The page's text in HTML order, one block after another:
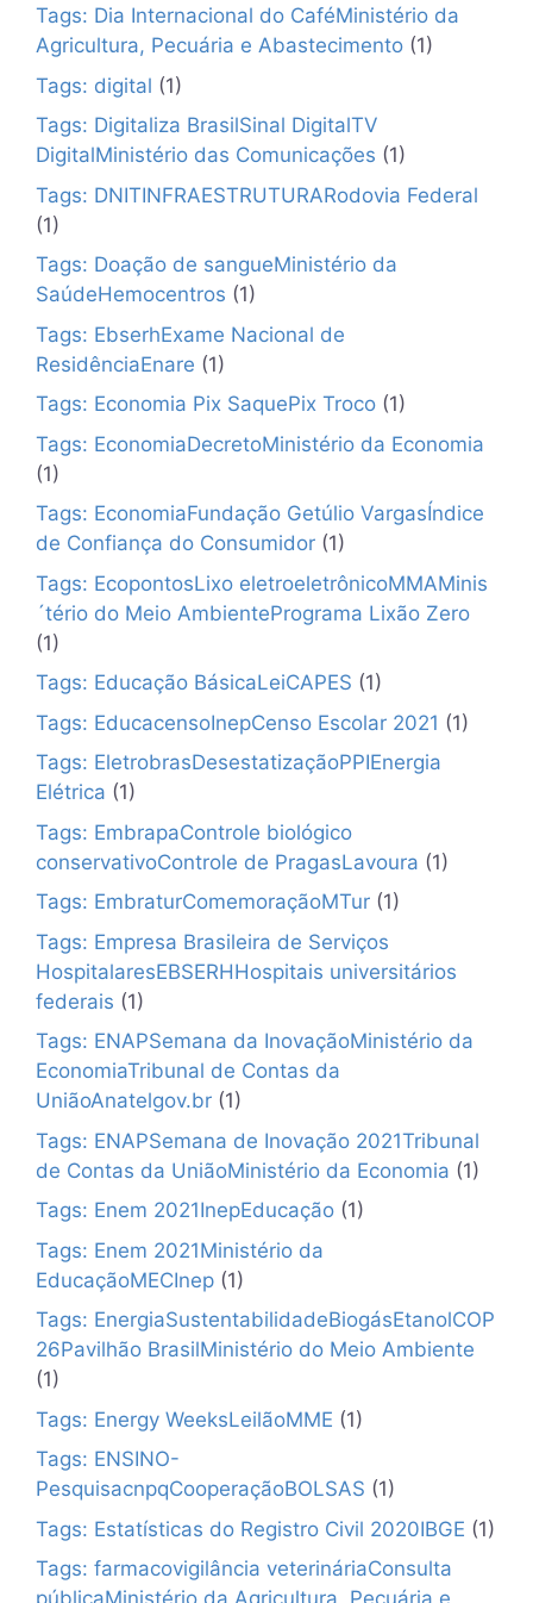
Tags: Dia Internacional do CaféMinistério da
Agricultura, Pecuária e Abastecimento (1)
Tags: digital (1)
Tags: Digitaliza BrasilSinal DigitalTV
DigitalMinistério das Comunicações (1)
Tags: DNITINFRAESTRUTURARodovia Federal
(1)
Tags: Doação de sangueMinistério da
SaúdeHemocentros (1)
Tags: EbserhExame Nacional de
ResidênciaEnare (1)
Tags: Economia Pix SaquePix Troco (1)
Tags: EconomiaDecretoMinistério da Economia
(1)
Tags: EconomiaFundação Getúlio VargasÍndice
de Confiança do Consumidor (1)
Tags: EcopontosLixo eletroeletrônicoMMAMinis
´tério do Meio AmbientePrograma Lixão Zero
(1)
Tags: Educação BásicaLeiCAPES (1)
Tags: EducacensoInepCenso Escolar 2021 (1)
Tags: EletrobrasDesestatizaçãoPPIEnergia
Elétrica (1)
Tags: EmbrapaControle biológico
conservativoControle de PragasLavoura (1)
Tags: EmbraturComemoraçãoMTur (1)
Tags: Empresa Brasileira de Serviços
HospitalaresEBSERHHospitais universitários
federais (1)
Tags: ENAPSemana da InovaçãoMinistério da
EconomiaTribunal de Contas da
UniãoAnatelgov.br (1)
Tags: ENAPSemana de Inovação 2021Tribunal
de Contas da UniãoMinistério da Economia (1)
Tags: Enem 2021InepEducação (1)
Tags: Enem 2021Ministério da
EducaçãoMECInep (1)
Tags: EnergiaSustentabilidadeBiogásEtanolCOP
26Pavilhão BrasilMinistério do Meio Ambiente
(1)
Tags: Energy WeeksLeilãoMME (1)
Tags: ENSINO-
PesquisacnpqCooperaçãoBOLSAS (1)
Tags: Estatísticas do Registro Civil 2020IBGE (1)
Tags: farmacovigilância veterináriaConsulta